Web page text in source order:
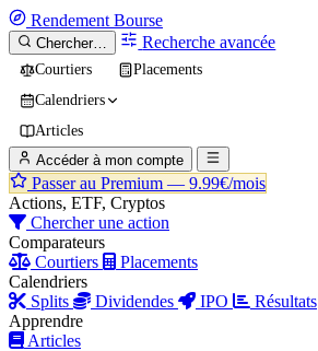
Rendement Bourse
Chercher… Recherche avancée
Courtiers
Placements
Calendriers
Articles
Accéder à mon compte
Passer au Premium — 9.99€/mois
Actions, ETF, Cryptos
Chercher une action
Comparateurs
Courtiers
Placements
Calendriers
Splits
Dividendes IPO
Résultats
Apprendre
Articles